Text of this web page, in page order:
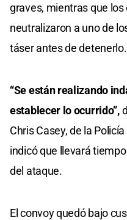
graves, mientras que
neutralizaron a uno de
táser antes de detenerlo.
“Se están realizando
establecer lo ocurrido”,
Chris Casey, de la
indicó que llevará
del ataque.
El convoy quedó bajo